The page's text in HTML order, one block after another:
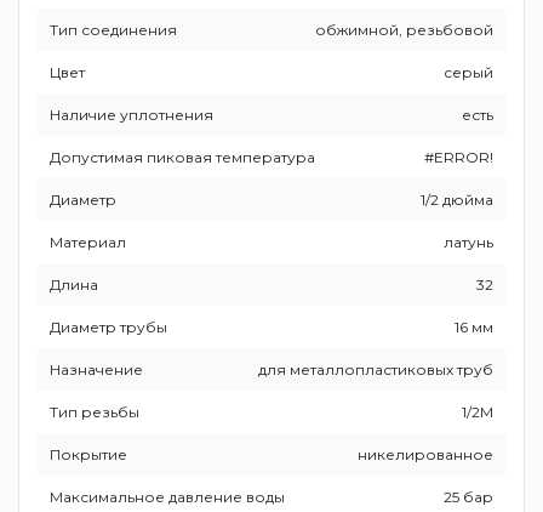
Тип соединения обжимной, резьбовой
Цвет серый
Наличие уплотнения есть
Допустимая пиковая температура #ERROR!
Диаметр 1/2 дюйма
Материал латунь
Длина 32
Диаметр трубы 16 мм
Назначение для металлопластиковых труб
Тип резьбы 1/2M
Покрытие никелированное
Максимальное давление воды 25 бар